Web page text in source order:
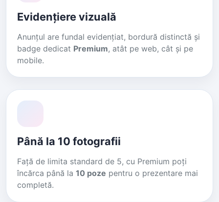
Evidențiere vizuală
Anunțul are fundal evidențiat, bordură distinctă și
badge dedicat Premium, atât pe web, cât și pe
mobile.
Până la 10 fotografii
Față de limita standard de 5, cu Premium poți
încărca până la10 poze pentru o prezentare mai
completă.